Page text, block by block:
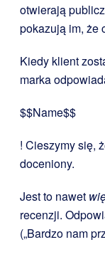
otwierają
pokazują im, że
Kiedy klient
marka
$$Name$$
! Cieszymy się,
doceniony.
Jest to nawet
recenzji.
(„Bardzo nam